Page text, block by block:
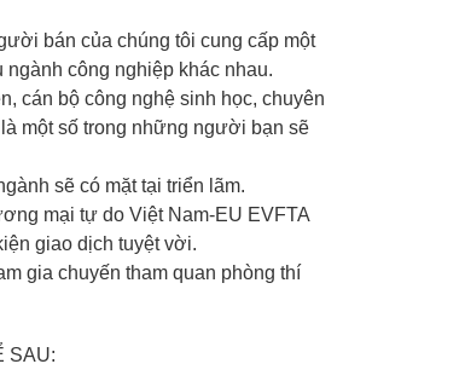
bán của chúng tôi cung cấp một
công nghiệp khác nhau.
cán bộ công nghệ sinh học, chuyên
một số trong những người bạn sẽ
sẽ có mặt tại triển lãm.
mại tự do Việt Nam-EU EVFTA
giao dịch tuyệt vời.
gia chuyến tham quan phòng thí
SAU: